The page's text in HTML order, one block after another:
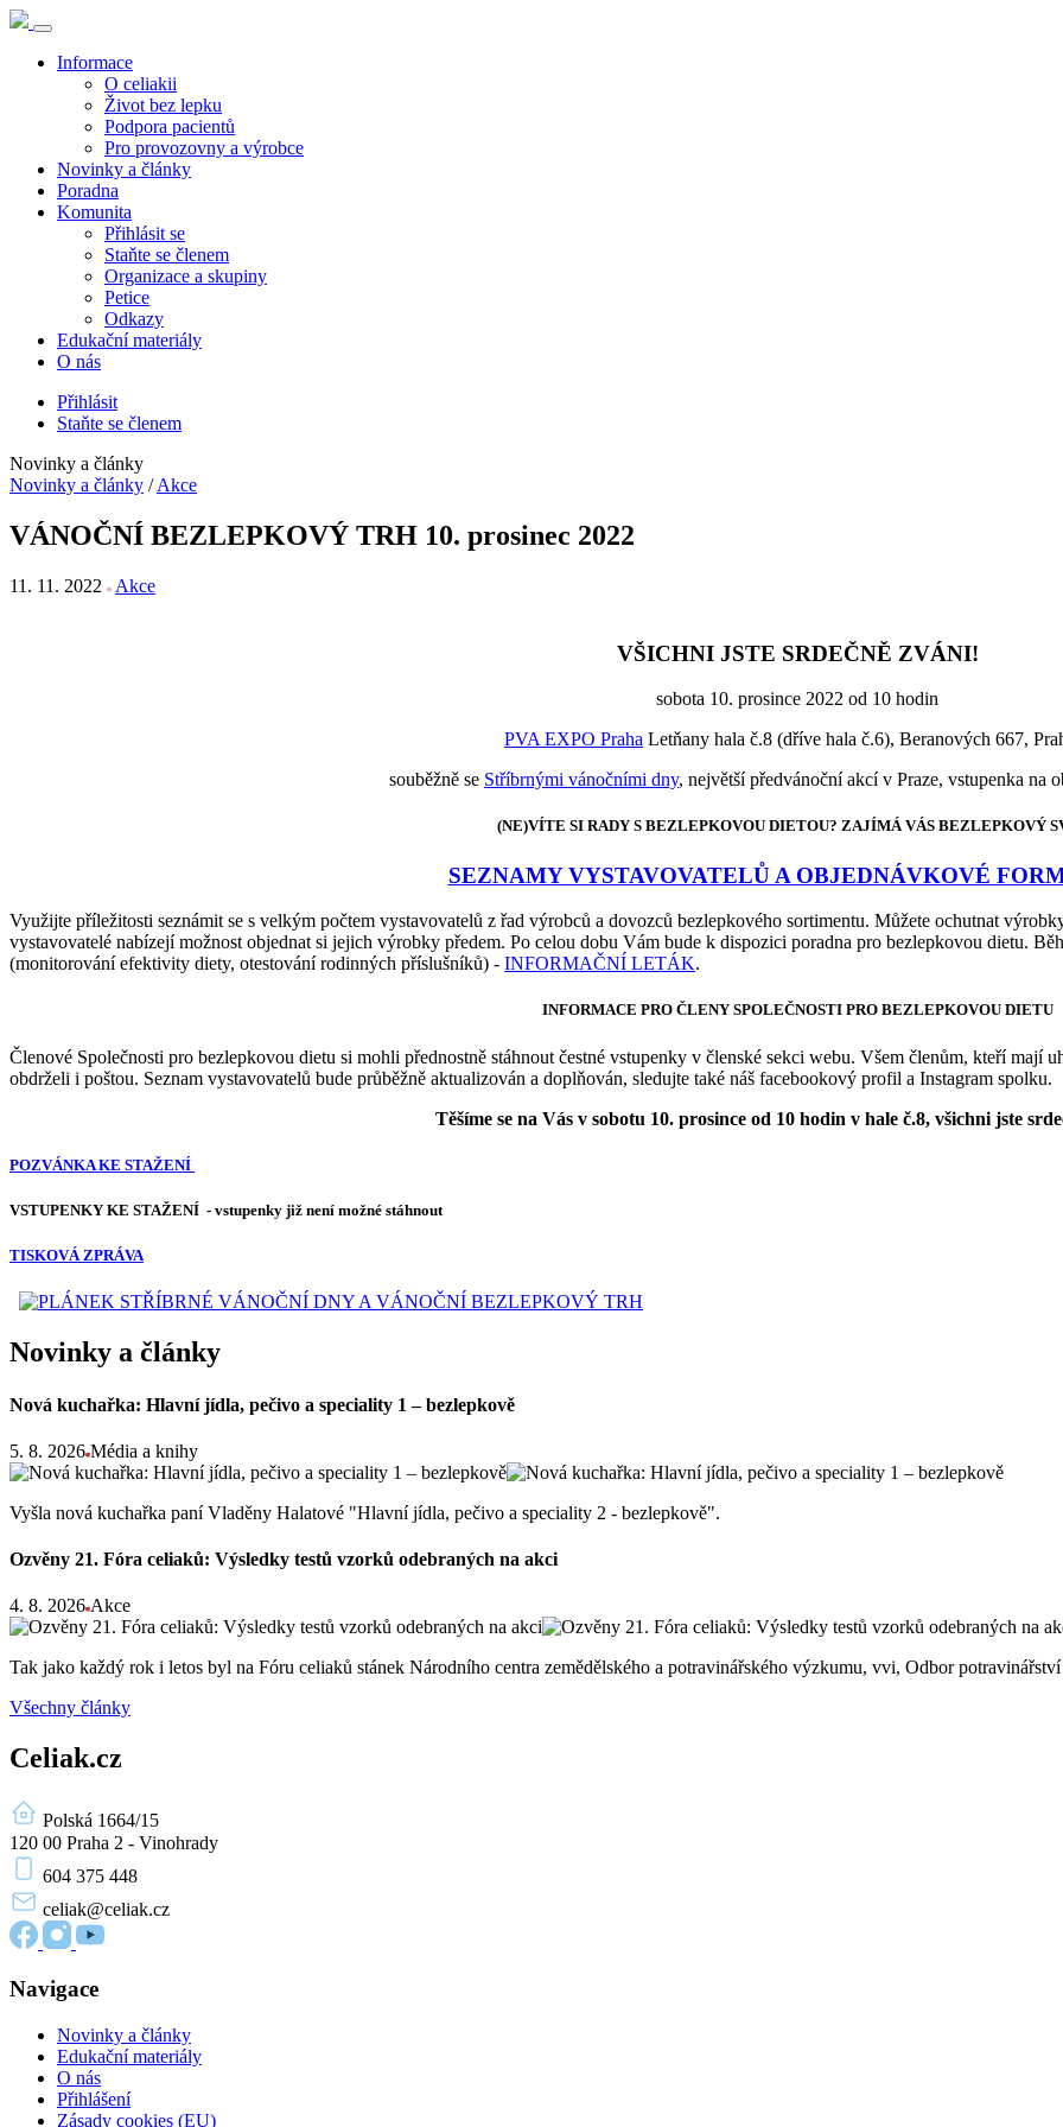
Informace
O celiakii
Život bez lepku
Podpora pacientů
Pro provozovny a výrobce
Novinky a články
Poradna
Komunita
Přihlásit se
Staňte se členem
Organizace a skupiny
Petice
Odkazy
Edukační materiály
O nás
Přihlásit
Staňte se členem
Novinky a články
Novinky a články / Akce
VÁNOČNÍ BEZLEPKOVÝ TRH 10. prosinec 2022
11. 11. 2022 Akce
VŠICHNI JSTE SRDEČNĚ ZVÁNI!
sobota 10. prosince 2022 od 10 hodin
PVA EXPO Praha Letňany hala č.8 (dříve hala č.6), Beranových 667,
souběžně se Stříbrnými vánočními dny, největší předvánoční akcí v Praze, vstupenka na
(NE)VÍTE SI RADY S BEZLEPKOVOU DIETOU? ZAJÍMÁ VÁS BEZLEPKOVÝ
SEZNAMY VYSTAVOVATELŮ A OBJEDNÁVKOVÉ
Využijte příležitosti seznámit se s velkým počtem vystavovatelů z řad výrobců a dovozců bezlepkového sortimentu. Můžete ochutnat
vystavovatelé nabízejí možnost objednat si jejich výrobky předem. Po celou dobu Vám bude k dispozici poradna pro bezlepkovou dietu.
(monitorování efektivity diety, otestování rodinných příslušníků) - INFORMAČNÍ LETÁK.
INFORMACE PRO ČLENY SPOLEČNOSTI PRO BEZLEPKOVOU DIETU
Členové Společnosti pro bezlepkovou dietu si mohli přednostně stáhnout čestné vstupenky v členské sekci webu. Všem členům, kteří mají
obdrželi i poštou. Seznam vystavovatelů bude průběžně aktualizován a doplňován, sledujte také náš facebookový profil a Instagram spolku.
Těšíme se na Vás v sobotu 10. prosince od 10 hodin v hale č.8, všichni jste
POZVÁNKA KE STAŽENÍ
VSTUPENKY KE STAŽENÍ - vstupenky již není možné stáhnout
TISKOVÁ ZPRÁVA
Novinky a články
Nová kuchařka: Hlavní jídla, pečivo a speciality 1 – bezlepkově
5. 8. 2026 Média a knihy
Vyšla nová kuchařka paní Vladěny Halatové "Hlavní jídla, pečivo a speciality 2 - bezlepkově".
Ozvěny 21. Fóra celiaků: Výsledky testů vzorků odebraných na akci
4. 8. 2026 Akce
Tak jako každý rok i letos byl na Fóru celiaků stánek Národního centra zemědělského a potravinářského výzkumu, vvi, Odbor
Všechny články
Celiak.cz
Polská 1664/15
120 00 Praha 2 - Vinohrady
604 375 448
celiak@celiak.cz
Navigace
Novinky a články
Edukační materiály
O nás
Přihlášení
Zásady cookies (EU)